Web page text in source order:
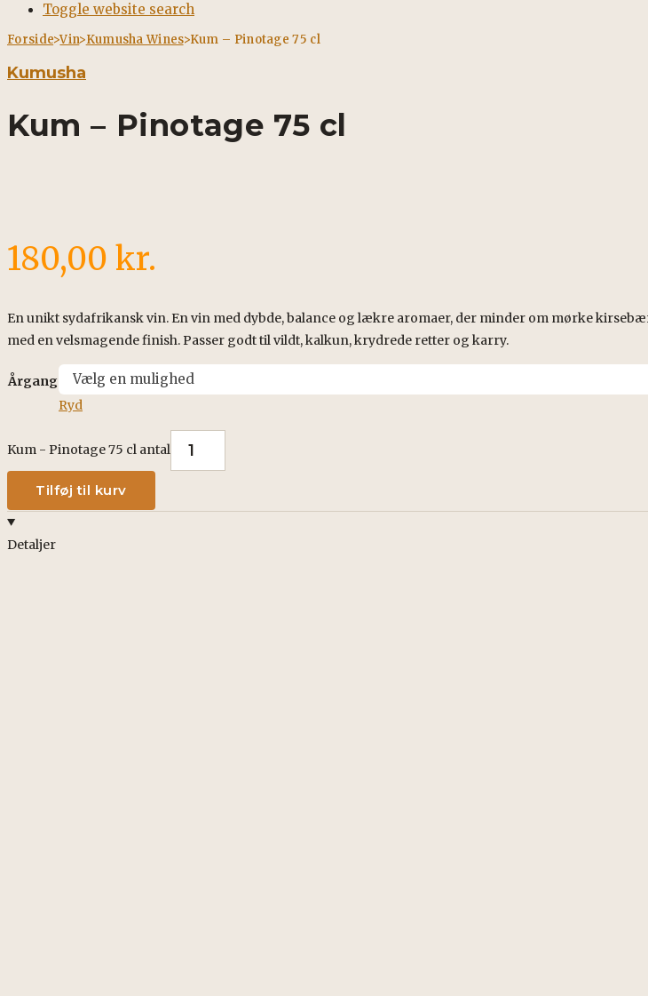
Toggle website search
Forside>Vin>Kumusha Wines>Kum – Pinotage 75 cl
Kumusha
Kum – Pinotage 75 cl
180,00 kr.
En unikt sydafrikansk vin. En vin med dybde, balance og lækre aromaer, der minder om mørke
med en velsmagende finish. Passer godt til vildt, kalkun, krydrede retter og karry.
Årgang
Ryd
Kum - Pinotage 75 cl antal
Tilføj til kurv
Detaljer